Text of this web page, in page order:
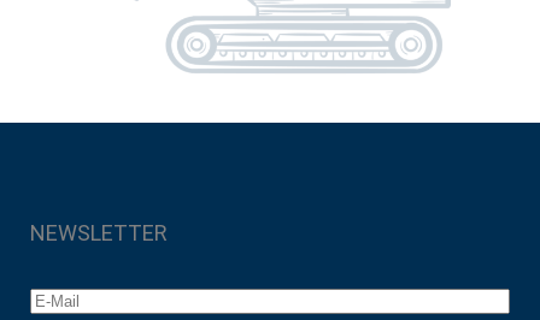
NEWSLETTER